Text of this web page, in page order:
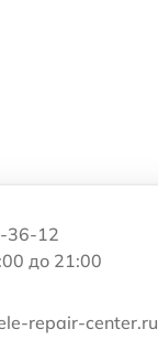
36-12
до 21:00
repair-center.ru